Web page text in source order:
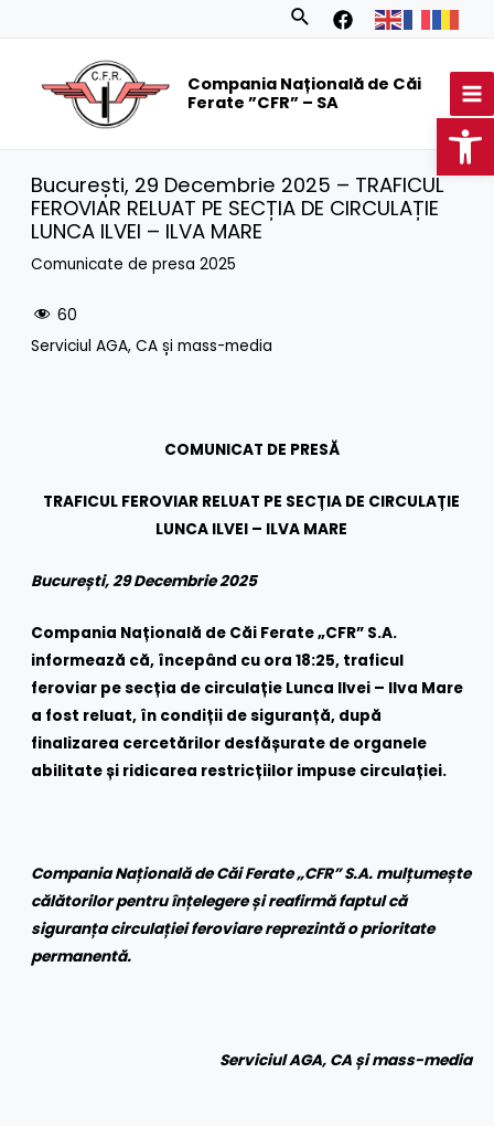
Search
Compania Națională de Căi
Ferate ”CFR” – SA
București, 29 Decembrie 2025 – TRAFICUL
FEROVIAR RELUAT PE SECȚIA DE CIRCULAȚIE
LUNCA ILVEI – ILVA MARE
Comunicate de presa 2025
60
Serviciul AGA, CA și mass-media
COMUNICAT DE PRESĂ
TRAFICUL FEROVIAR RELUAT PE SECȚIA DE CIRCULAȚIE
LUNCA ILVEI – ILVA MARE
București, 29 Decembrie 2025
Compania Națională de Căi Ferate „CFR” S.A.
informează că, începând cu ora 18:25, traficul
feroviar pe secția de circulație Lunca Ilvei – Ilva Mare
a fost reluat, în condiții de siguranță, după
finalizarea cercetărilor desfășurate de organele
abilitate și ridicarea restricțiilor impuse circulației.
Compania Națională de Căi Ferate „CFR” S.A. mulțumește
călătorilor pentru înțelegere și reafirmă faptul că
siguranța circulației feroviare reprezintă o prioritate
permanentă.
Serviciul AGA, CA și mass-media